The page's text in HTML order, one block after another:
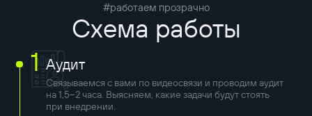
#работаем прозрачно
Схема работы
1 Аудит
Связываемся с вами по видеосвязи и проводим аудит
на 1,5–2 часа. Выясняем, какие задачи будут стоять
при внедрении.